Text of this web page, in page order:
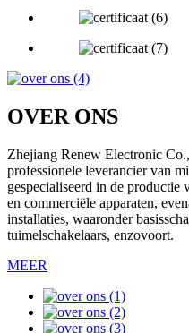
OVER ONS
Zhejiang Renew Electronic
professionele leverancier van
gespecialiseerd in de productie
en commerciële apparaten,
installaties, waaronder
tuimelschakelaars, enzovoort.
MEER